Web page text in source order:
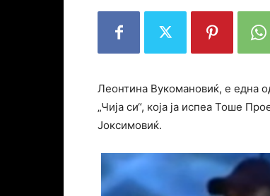
Леонтина Вукомановиќ, е една
„Чија си“, која ја испеа Тоше
Јоксимовиќ.